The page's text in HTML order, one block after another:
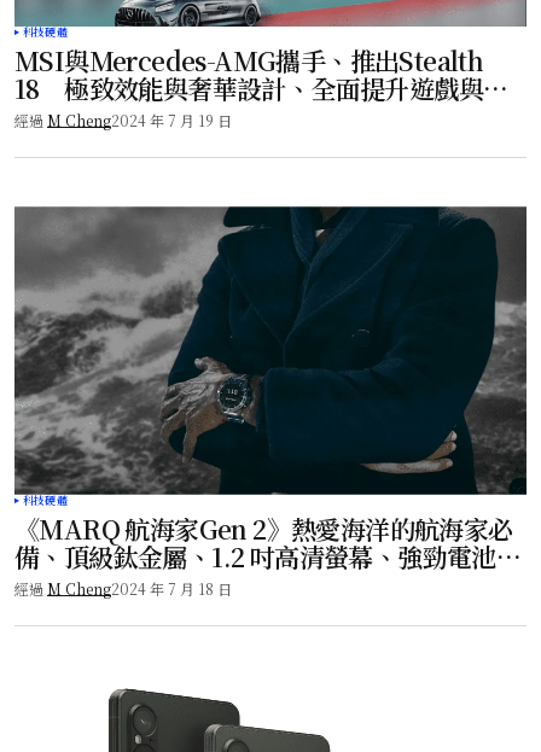
科技硬體
MSI與Mercedes-AMG攜手、推出Stealth
18 極致效能與奢華設計、全面提升遊戲與創
作體驗！
經過 M Cheng2024 年 7 月 19 日
科技硬體
《MARQ 航海家Gen 2》熱愛海洋的航海家必
備、頂級鈦金屬、1.2 吋高清螢幕、強勁電池續
航力、精準航行不間斷！
經過 M Cheng2024 年 7 月 18 日